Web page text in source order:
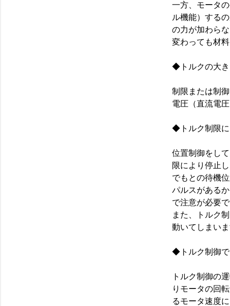
一方、モータ
ル機能）する
の力が加わら
変わっても材
◆トルクの大
制限または制
電圧（直流電
◆トルク制限に
位置制御をし
限により停止
でもとの待機
パルスがある
で注意が必要
また、トルク
動いてしまい
◆トルク制御
トルク制御の
りモータの回
るモータ速度